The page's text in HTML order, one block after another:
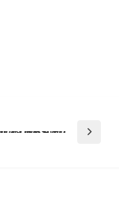
Ketiga Proyek Sisi Nubi, Produksi Gas Awal Capai 20 MMSCFD